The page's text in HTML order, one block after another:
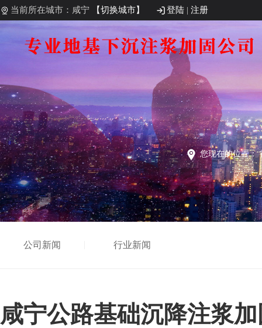
当前所在城市：咸宁 【切换城市】 登陆 | 注册
您现在的位置：
公司新闻 行业新闻
咸宁公路基础沉降注浆